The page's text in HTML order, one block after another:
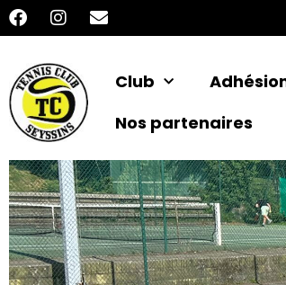
Club
Nos partenaires